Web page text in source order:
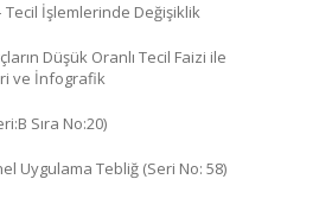
Tecil İşlemlerinde Değişiklik
Düşük Oranlı Tecil Faizi ile
ve İnfografik
Sıra No:20)
Uygulama Tebliğ (Seri No: 58)